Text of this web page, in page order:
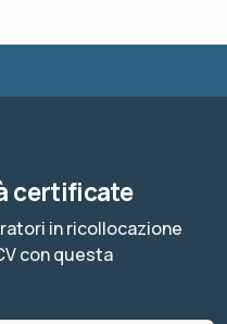
certificate
in ricollocazione
con questa